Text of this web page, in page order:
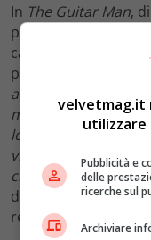
In The Guitar Man,
porta i suoi figli nella
casa dei sogni di
perfetto. “
abbiamo visto registi
mettere insieme i
loro realizzazione.
vista, si tratta solo
che siamo stati in
dichiarato Milo
regista.
velvetmag.it
utilizzare
Pubblicità e
delle
ricerche sul
Archiviare